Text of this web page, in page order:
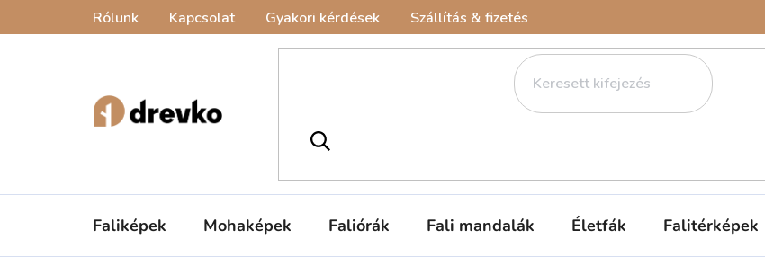
Rólunk Kapcsolat Gyakori kérdések Szállítás & fizetés
Faliképek Mohaképek Faliórák Fali mandalák Életfák Falitérképek